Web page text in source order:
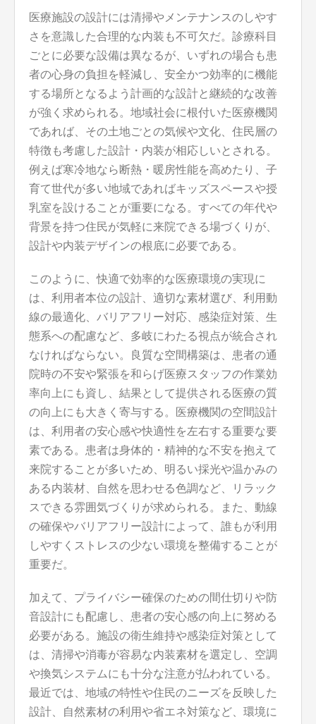
医療施設の設計には清掃やメンテナンスのしやす
さを意識した合理的な内装も不可欠だ。診療科目
ごとに必要な設備は異なるが、いずれの場合も患
者の心身の負担を軽減し、安全かつ効率的に機能
する場所となるよう計画的な設計と継続的な改善
が強く求められる。地域社会に根付いた医療機関
であれば、その土地ごとの気候や文化、住民層の
特徴も考慮した設計・内装が相応しいとされる。
例えば寒冷地なら断熱・暖房性能を高めたり、子
育て世代が多い地域であればキッズスペースや授
乳室を設けることが重要になる。すべての年代や
背景を持つ住民が気軽に来院できる場づくりが、
設計や内装デザインの根底に必要である。
このように、快適で効率的な医療環境の実現に
は、利用者本位の設計、適切な素材選び、利用動
線の最適化、バリアフリー対応、感染症対策、生
態系への配慮など、多岐にわたる視点が統合され
なければならない。良質な空間構築は、患者の通
院時の不安や緊張を和らげ医療スタッフの作業効
率向上にも資し、結果として提供される医療の質
の向上にも大きく寄与する。医療機関の空間設計
は、利用者の安心感や快適性を左右する重要な要
素である。患者は身体的・精神的な不安を抱えて
来院することが多いため、明るい採光や温かみの
ある内装材、自然を思わせる色調など、リラック
スできる雰囲気づくりが求められる。また、動線
の確保やバリアフリー設計によって、誰もが利用
しやすくストレスの少ない環境を整備することが
重要だ。
加えて、プライバシー確保のための間仕切りや防
音設計にも配慮し、患者の安心感の向上に努める
必要がある。施設の衛生維持や感染症対策として
は、清掃や消毒が容易な内装素材を選定し、空調
や換気システムにも十分な注意が払われている。
最近では、地域の特性や住民のニーズを反映した
設計、自然素材の利用や省エネ対策など、環境に